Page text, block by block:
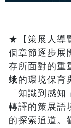
★【策展人導
個章節逐步展
存所面對的重
蛾的環境保育
「知識到感
轉譯的策展語
的探索通道。